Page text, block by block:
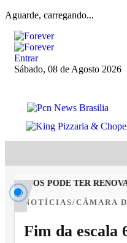
Aguarde, carregando...
Entrar
Sábado, 08 de Agosto 2026
PODE TER
NOTÍCIAS/CÂMARA
Fim da escala